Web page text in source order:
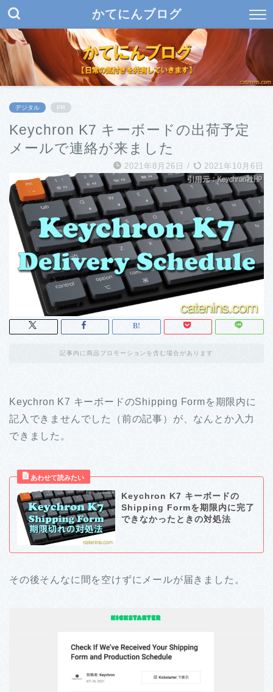
かてにんブログ
デジタル PR
Keychron K7 キーボードの出荷予定
メールで連絡が来ました
2021年8月26日 / 2021年10月6日
記事内に商品プロモーションを含む場合があります
Keychron K7 キーボードのShipping Formを期限内に
記入できませんでした（前の記事）が、なんとか入力
できました。
Keychron K7 キーボードの
Shipping Formを期限内に完了
できなかったときの対処法
その後そんなに間を空けずにメールが届きました。